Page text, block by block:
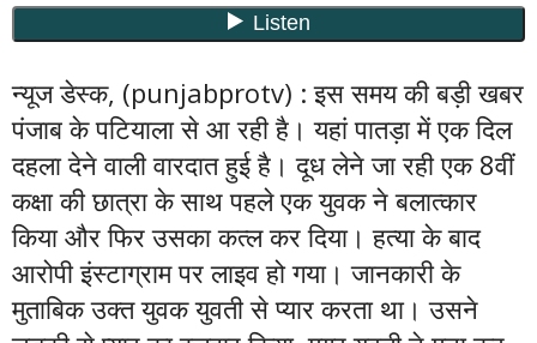
न्यूज डेस्क, (punjabprotv) : इस समय की बड़ी खबर
पंजाब के पटियाला से आ रही है। यहां पातड़ा में एक दिल
दहला देने वाली वारदात हुई है। दूध लेने जा रही एक 8वीं
कक्षा की छात्रा के साथ पहले एक युवक ने बलात्कार
किया और फिर उसका कत्ल कर दिया। हत्या के बाद
आरोपी इंस्टाग्राम पर लाइव हो गया। जानकारी के
मुताबिक उक्त युवक युवती से प्यार करता था। उसने